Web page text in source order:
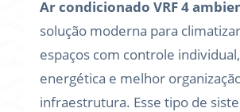
Ar condicionado VRF 4
solução moderna para
espaços com controle
energética e melhor
infraestrutura. Esse tipo de